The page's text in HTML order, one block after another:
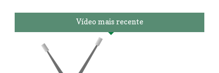
Vídeo mais recente